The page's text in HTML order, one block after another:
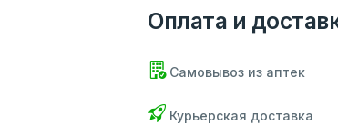
Оплата и
Самовывоз из аптек
Курьерская доставка